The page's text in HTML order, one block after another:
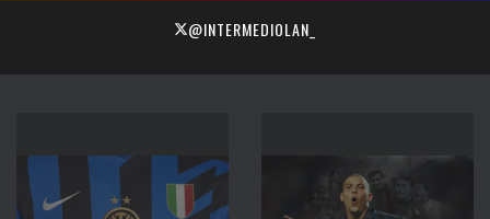
@INTERMEDIOLAN_